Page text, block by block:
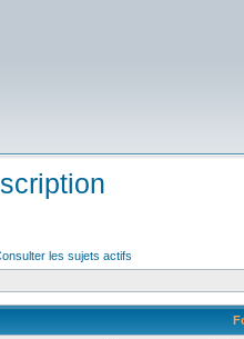
les sujets actifs